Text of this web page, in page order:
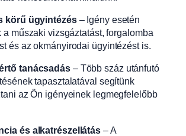
körű ügyintézés– Igény esetén
a műszaki vizsgáztatást, forgalomba
és az okmányirodai ügyintézést is.
tanácsadás– Több száz utánfutó
tapasztalatával segítünk
az Ön igényeinek legmegfelelőbb
és alkatrészellátás – A